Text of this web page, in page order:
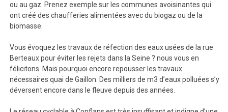
ou au gaz. Prenez exemple sur les communes avoisinantes qui
ont créé des chaufferies alimentées avec du biogaz ou de la
biomasse.
Vous évoquez les travaux de réfection des eaux usées de la rue
Berteaux pour éviter les rejets dans la Seine ? nous vous en
félicitons. Mais pourquoi encore repousser les travaux
nécessaires quai de Gaillon. Des milliers de m3 d’eaux polluées s’y
déversent encore dans le fleuve depuis des années.